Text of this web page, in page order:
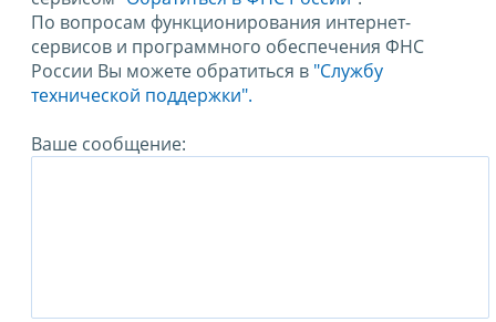
По вопросам функционирования интернет-
сервисов и программного обеспечения ФНС
России Вы можете обратиться в "Службу
технической поддержки".
Ваше сообщение: